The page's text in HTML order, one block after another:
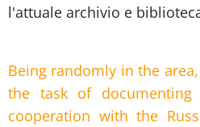
l'attuale archivio e
Being randomly in the
the task of
cooperation with the